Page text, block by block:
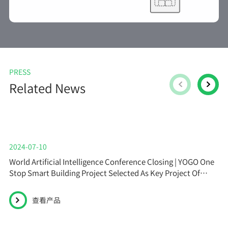
PRESS
Related News
2024-07-10
World Artificial Intelligence Conference Closing | YOGO One
Stop Smart Building Project Selected As Key Project Of
查看产品